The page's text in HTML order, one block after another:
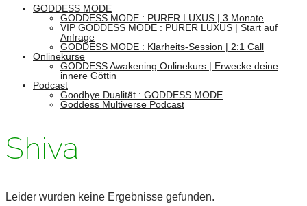
GODDESS MODE
GODDESS MODE : PURER LUXUS | 3 Monate
VIP GODDESS MODE : PURER LUXUS | Start auf
Anfrage
GODDESS MODE : Klarheits-Session | 2:1 Call
Onlinekurse
GODDESS Awakening Onlinekurs | Erwecke deine
innere Göttin
Podcast
Goodbye Dualität : GODDESS MODE
Goddess Multiverse Podcast
Shiva
Leider wurden keine Ergebnisse gefunden.